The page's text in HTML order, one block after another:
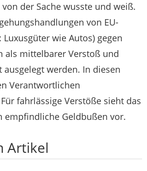
der Sache wusste und weiß.
von EU-
Luxusgüter wie Autos) gegen
als mittelbarer Verstoß und
ausgelegt werden. In diesen
Verantwortlichen
fahrlässige Verstöße sieht das
empfindliche Geldbußen vor.
Artikel